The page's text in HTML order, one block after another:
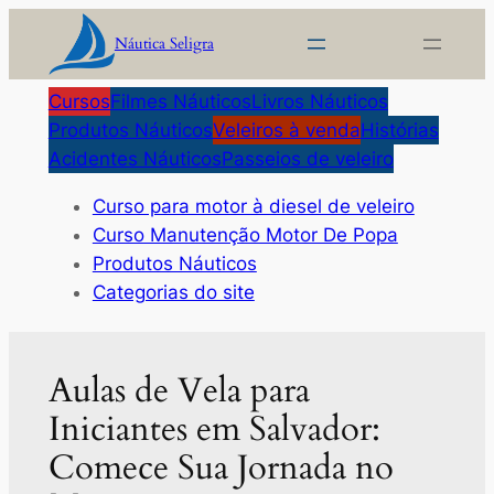
o
conteúdo
Náutica Seligra
CursosFilmes NáuticosLivros Náuticos
Produtos NáuticosVeleiros à vendaHistórias
Acidentes NáuticosPasseios de veleiro
Curso para motor à diesel de veleiro
Curso Manutenção Motor De Popa
Produtos Náuticos
Categorias do site
Aulas de Vela para
Iniciantes em Salvador:
Comece Sua Jornada no